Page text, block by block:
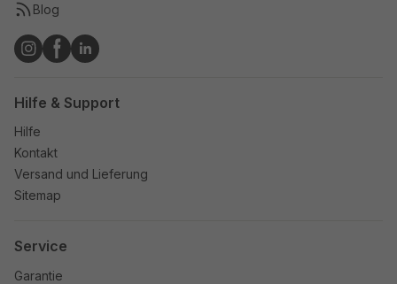
Blog
Hilfe & Support
Hilfe
Kontakt
Versand und Lieferung
Sitemap
Service
Garantie